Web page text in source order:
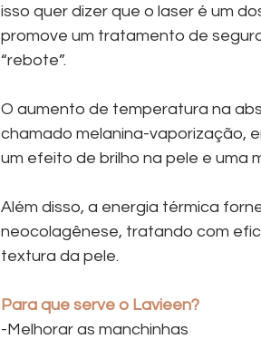
isso quer dizer que o laser é um
promove um tratamento de
“rebote”.
O aumento de temperatura na
chamado melanina-vaporização,
um efeito de brilho na pele e uma
Além disso, a energia térmica
neocolagênese, tratando com
textura da pele.
Para que serve o Lavieen?
-Melhorar as manchinhas